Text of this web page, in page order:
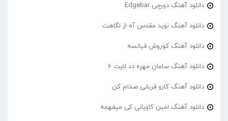
دانلود آهنگ دورچی Edgebar
دانلود آهنگ نوید مقدس آه از نگاهت
دانلود آهنگ کوروش فیانسه
دانلود آهنگ سامان مهره دد لایت 6
دانلود آهنگ کارو قربانی صدام کن
دانلود آهنگ امین کاویانی کی میفهمه